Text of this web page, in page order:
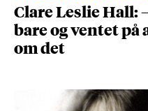
Clare Leslie Hall:
bare og ventet på
om det